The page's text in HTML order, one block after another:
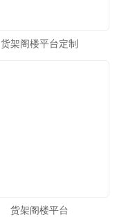
货架阁楼平台定制
货架阁楼平台